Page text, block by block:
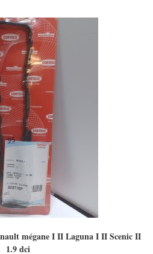
mégane I II Laguna I II Scenic II
1.9 dci